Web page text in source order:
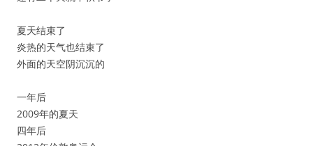
夏天结束了
炎热的天气也结束了
外面的天空阴沉沉的
一年后
2009年的夏天
四年后